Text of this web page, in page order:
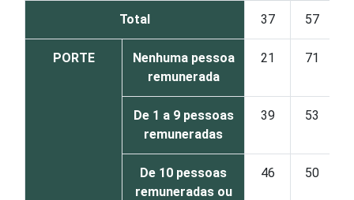
Total 37 57
PORTE
Nenhuma pessoa
remunerada
21 71
De 1 a 9 pessoas
remuneradas
39 53
De 10 pessoas
remuneradas ou
46 50